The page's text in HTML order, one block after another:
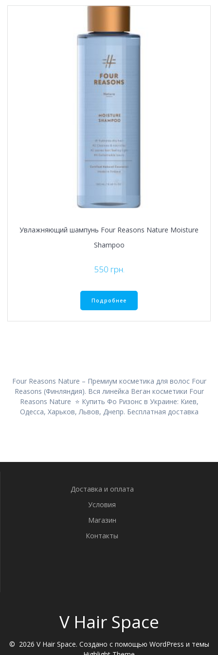
Увлажняющий шампунь Four Reasons Nature Moisture
Shampoo
550 грн.
Подробнее
Four Reasons Nature – Премиум косметика для волос Four
Reasons (Финляндия). Вся линейка Веган косметики Four
Reasons Nature ⭐ Купить Фо Ризонс в Украине: Киев,
Одесса, Харьков, Львов, Днепр. Бесплатная доставка
Доставка и оплата
Условия
Магазин
Контакты
V Hair Space
© 2026 V Hair Space. Создано с помощью WordPress и темы